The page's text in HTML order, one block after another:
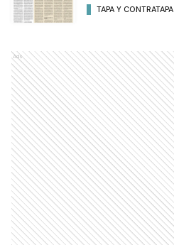
TAPA Y CONTRATAPA
Ads